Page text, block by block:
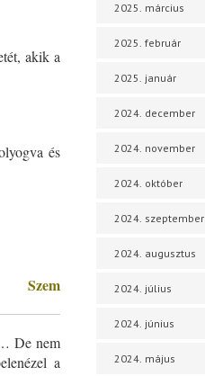
akik a
és
Szem
De nem
a
2025. március
2025. február
2025. január
2024. december
2024. november
2024. október
2024. szeptember
2024. augusztus
2024. július
2024. június
2024. május